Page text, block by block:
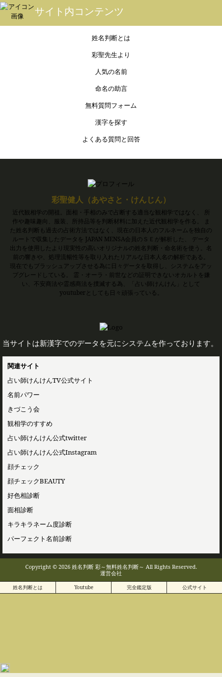
サイト内コンテンツ
姓名判断とは
彩聖先生より
人気の名前
命名の助言
無料質問フォーム
漢字を探す
よくある質問と回答
彩聖健人（あやさと・けんじん）
近代観相学の開祖。面相・手相のみで占断する適当な観相学ではなく、 所
作や趣味趣向、服装、所持品等を判断材料に加えた近代観相学を作る。 ま
た姓名判断も過去の占術方法ではなく、現在の日本人のフルネームを独自の
ルートで収集したデータを JAPAN MENSA会員のＳＥが解析した、 データ
出力を使用したより現実性の高いオリジナルの姓名判断・命名術を使う。名
前の響きや、処理流暢性等を取り入れたリアルな日本人名の解析である。
現在でもブラッシュアップさせる為に日々データを取得し、システムをアッ
プグレードしている。 霊・オーラ・前世などの証明できないオカルトを嫌
い、不安商法や霊感商法を撲滅する為、「占い師けんけん」として
youtuberとしても日々頑張っている。
当サイトは新漢字でのデータを元にシステムを作っております。
関連サイト
占い師けんけんTV公式サイト
名前パワー
きづこう会
観相学のすすめ
占い師けんけん公式twitter
占い師けんけん公式Instagram
顔チェック
顔チェックBEAUTY
好色相診断
面相診断
キラキラネーム度診断
パーフェクト名前診断
Copyright © 2026 姓名判断 彩～無料姓名判断～ All Rights Reserved.
運営会社
姓名判断とは Youtube 完全鑑定版 公式サイト